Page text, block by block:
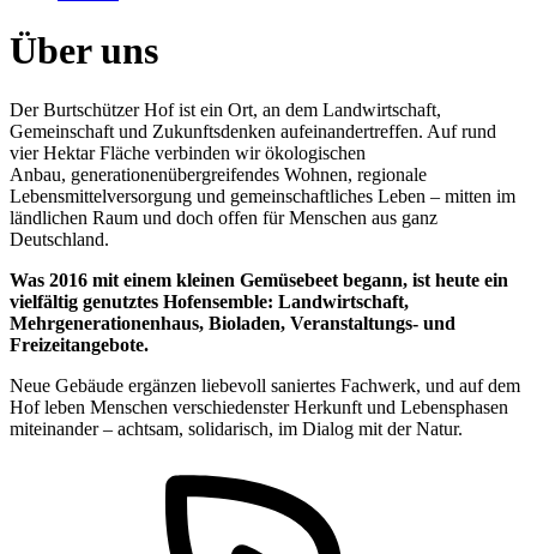
Über uns
Der Burtschützer Hof ist ein Ort, an dem Landwirtschaft,
Gemeinschaft und Zukunftsdenken aufeinandertreffen. Auf rund
vier Hektar Fläche verbinden wir ökologischen
Anbau, generationenübergreifendes Wohnen, regionale
Lebensmittelversorgung und gemeinschaftliches Leben – mitten im
ländlichen Raum und doch offen für Menschen aus ganz
Deutschland.
Was 2016 mit einem kleinen Gemüsebeet begann, ist heute ein
vielfältig genutztes Hofensemble: Landwirtschaft,
Mehrgenerationenhaus, Bioladen, Veranstaltungs- und
Freizeitangebote.
Neue Gebäude ergänzen liebevoll saniertes Fachwerk, und auf dem
Hof leben Menschen verschiedenster Herkunft und Lebensphasen
miteinander – achtsam, solidarisch, im Dialog mit der Natur.